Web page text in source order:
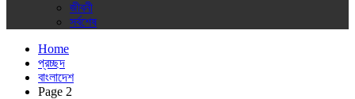
জীবনী
সর্বশেষ
Home
প্রচ্ছদ
বাংলাদেশ
Page 2